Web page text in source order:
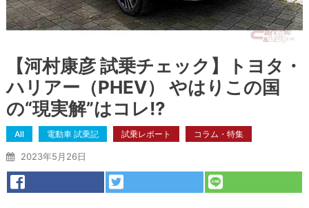
【河村康彦 試乗チェック】トヨタ・
ハリアー（PHEV） やはりこの国
の“現実解”はコレ!?
All 電動車 試乗記 試乗レポート コラム・特集
2023年5月26日